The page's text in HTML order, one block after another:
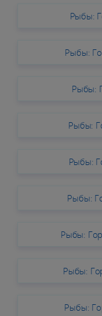
Рыбы:
Рыбы:
Рыбы:
Рыбы:
Рыбы:
Рыбы:
Рыбы:
Рыбы:
Рыбы: